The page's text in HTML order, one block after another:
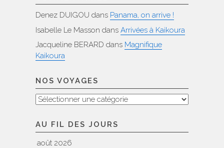
Denez DUIGOU dans Panama, on arrive !
Isabelle Le Masson dans Arrivées à Kaikoura
Jacqueline BERARD dans Magnifique
Kaikoura
NOS VOYAGES
Nos
AU FIL DES JOURS
août 2026